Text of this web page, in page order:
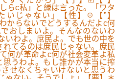
らc私」と緑は言った。「ワタ
いじゃない」【性】☉【”】
からないでどうするんだよc何
おしまいよ。そんなのないわ
いわよ。庶民よ。でも世の中を
てるのは庶民じゃない。庶民
何が革命よc何が社会変革よ私
うわよ。もし誰かが本当に搾
せなくちゃいけないと思うわ